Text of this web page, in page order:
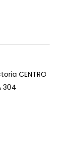
CENTRO
304